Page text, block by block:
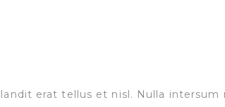
erat tellus et nisl. Nulla